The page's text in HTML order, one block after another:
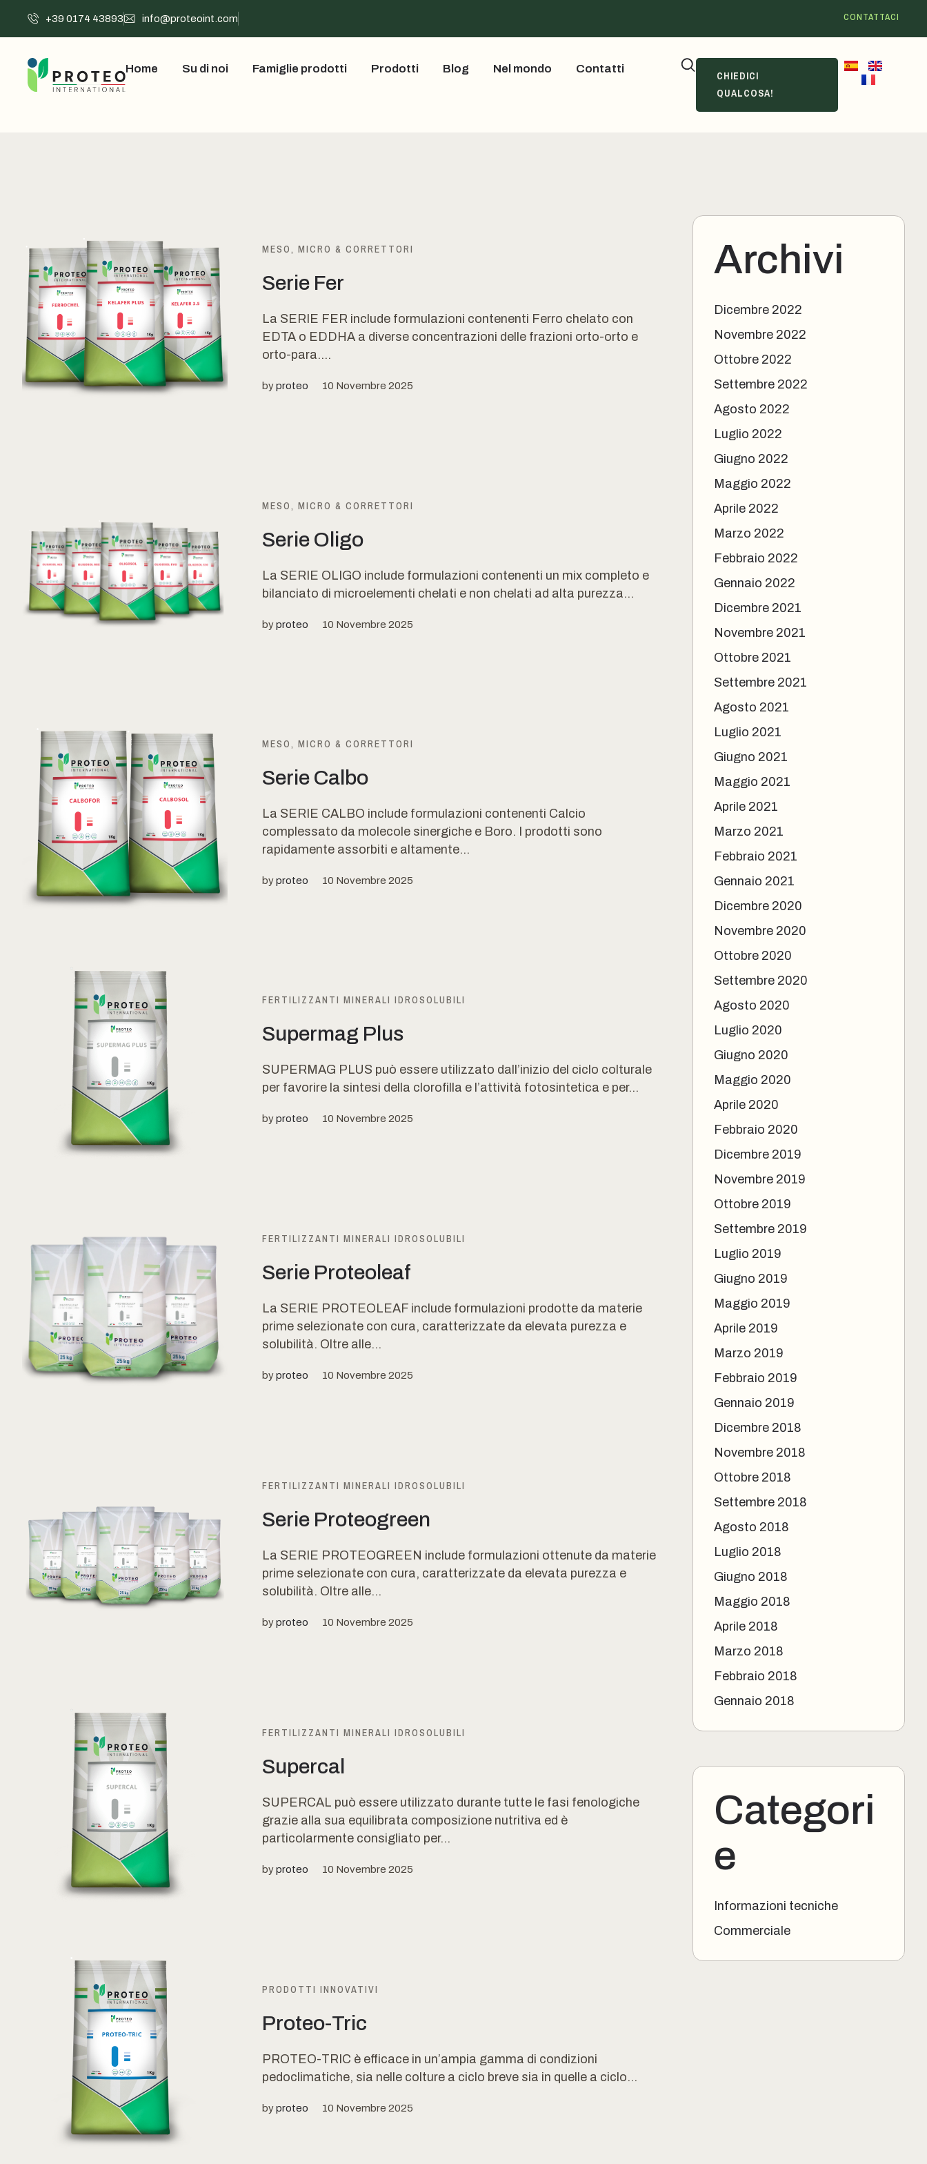
+39 0174 43893 info@proteoint.com CONTATTACI
Home Su di noi Famiglie prodotti Prodotti Blog Nel mondo Contatti
CHIEDICI
QUALCOSA!
MESO, MICRO & CORRETTORI
Serie Fer
La SERIE FER include formulazioni contenenti Ferro chelato con
EDTA o EDDHA a diverse concentrazioni delle frazioni orto-orto e
orto-para....
byproteo 10 Novembre 2025
MESO, MICRO & CORRETTORI
Serie Oligo
La SERIE OLIGO include formulazioni contenenti un mix completo e
bilanciato di microelementi chelati e non chelati ad alta purezza...
byproteo 10 Novembre 2025
MESO, MICRO & CORRETTORI
Serie Calbo
La SERIE CALBO include formulazioni contenenti Calcio
complessato da molecole sinergiche e Boro. I prodotti sono
rapidamente assorbiti e altamente...
byproteo 10 Novembre 2025
FERTILIZZANTI MINERALI IDROSOLUBILI
Supermag Plus
SUPERMAG PLUS può essere utilizzato dall’inizio del ciclo colturale
per favorire la sintesi della clorofilla e l’attività fotosintetica e per...
byproteo 10 Novembre 2025
FERTILIZZANTI MINERALI IDROSOLUBILI
Serie Proteoleaf
La SERIE PROTEOLEAF include formulazioni prodotte da materie
prime selezionate con cura, caratterizzate da elevata purezza e
solubilità. Oltre alle...
byproteo 10 Novembre 2025
FERTILIZZANTI MINERALI IDROSOLUBILI
Serie Proteogreen
La SERIE PROTEOGREEN include formulazioni ottenute da materie
prime selezionate con cura, caratterizzate da elevata purezza e
solubilità. Oltre alle...
byproteo 10 Novembre 2025
FERTILIZZANTI MINERALI IDROSOLUBILI
Supercal
SUPERCAL può essere utilizzato durante tutte le fasi fenologiche
grazie alla sua equilibrata composizione nutritiva ed è
particolarmente consigliato per...
byproteo 10 Novembre 2025
PRODOTTI INNOVATIVI
Proteo-Tric
PROTEO-TRIC è efficace in un’ampia gamma di condizioni
pedoclimatiche, sia nelle colture a ciclo breve sia in quelle a ciclo...
byproteo 10 Novembre 2025
Archivi
Dicembre 2022
Novembre 2022
Ottobre 2022
Settembre 2022
Agosto 2022
Luglio 2022
Giugno 2022
Maggio 2022
Aprile 2022
Marzo 2022
Febbraio 2022
Gennaio 2022
Dicembre 2021
Novembre 2021
Ottobre 2021
Settembre 2021
Agosto 2021
Luglio 2021
Giugno 2021
Maggio 2021
Aprile 2021
Marzo 2021
Febbraio 2021
Gennaio 2021
Dicembre 2020
Novembre 2020
Ottobre 2020
Settembre 2020
Agosto 2020
Luglio 2020
Giugno 2020
Maggio 2020
Aprile 2020
Febbraio 2020
Dicembre 2019
Novembre 2019
Ottobre 2019
Settembre 2019
Luglio 2019
Giugno 2019
Maggio 2019
Aprile 2019
Marzo 2019
Febbraio 2019
Gennaio 2019
Dicembre 2018
Novembre 2018
Ottobre 2018
Settembre 2018
Agosto 2018
Luglio 2018
Giugno 2018
Maggio 2018
Aprile 2018
Marzo 2018
Febbraio 2018
Gennaio 2018
Categori
e
Informazioni tecniche
Commerciale